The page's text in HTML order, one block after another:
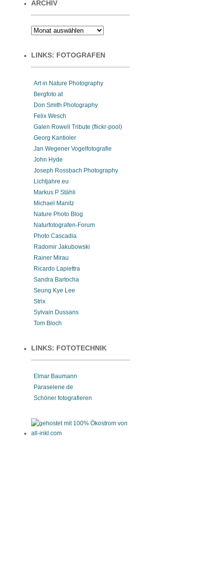
ARCHIV
LINKS: FOTOGRAFEN
Art in Nature Photography
Bergfoto.at
Don Smith Photography
Felix Wesch
Galen Rowell Tribute (flickr-pool)
Georg Kantioler
Jan Wegener Vogelfotografie
John Hyde
Joseph Rossbach Photography
Lichtjahre.eu
Markus P Stähli
Michael Manitz
Nature Photo Blog
Naturfotografen-Forum
Photo Cascadia
Radomir Jakubowski
Rainer Mirau
Ricardo Lapiettra
Sandra Bartocha
Seung Kye Lee
Strix
Sylvain Dussans
Tom Bloch
LINKS: FOTOTECHNIK
Elmar Baumann
Paraselene.de
Schöner fotografieren